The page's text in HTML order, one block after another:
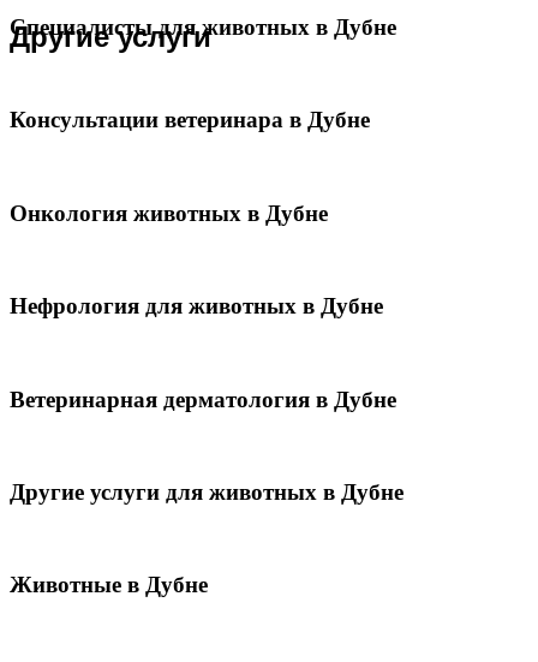
Другие услуги
Специалисты для животных в Дубне
Консультации ветеринара в Дубне
Онкология животных в Дубне
Нефрология для животных в Дубне
Ветеринарная дерматология в Дубне
Другие услуги для животных в Дубне
Животные в Дубне